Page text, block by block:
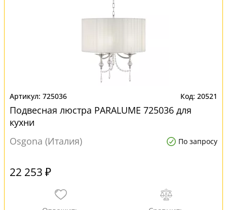
725036 20521
Подвесная люстра PARALUME 725036 для
кухни
Osgona (Италия)
По запросу
22 253 ₽